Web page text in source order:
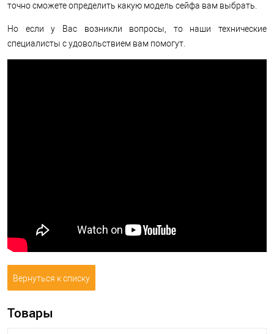
точно сможете определить какую модель сейфа вам выбрать.
Но если у Вас возникли вопросы, то наши технические
специалисты с удовольствием вам помогут.
Вернуться к списку
Товары